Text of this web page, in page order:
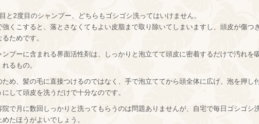
と2度目のシャンプー、どちらもゴシゴシ洗ってはいけません。
強くこすると、落とさなくてもよい皮脂まで取り除いてしまいますし、頭皮が傷つ
るためです。
ンプーに含まれる界面活性剤は、しっかりと泡立てて頭皮に密着するだけで汚れを
れるもの。
ため、髪の毛に直接つけるのではなく、手で泡立ててから頭全体に広げ、泡を押し
にして頭皮を洗うだけで十分なのです。
院で月に数回しっかりと洗ってもらうのは問題ありませんが、自宅で毎日ゴシゴシ
めたほうがよいでしょう。